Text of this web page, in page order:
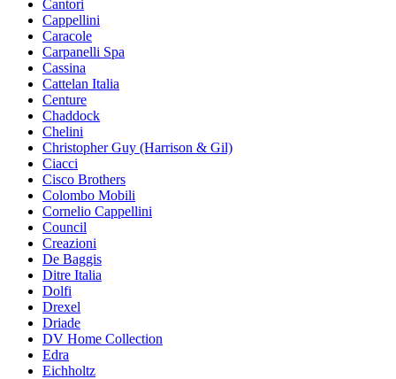
Cantori
Cappellini
Caracole
Carpanelli Spa
Cassina
Cattelan Italia
Centure
Chaddock
Chelini
Christopher Guy (Harrison & Gil)
Ciacci
Cisco Brothers
Colombo Mobili
Cornelio Cappellini
Council
Creazioni
De Baggis
Ditre Italia
Dolfi
Drexel
Driade
DV Home Collection
Edra
Eichholtz